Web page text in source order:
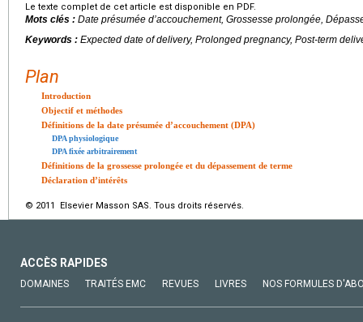
Le texte complet de cet article est disponible en PDF.
Mots clés : Date présumée d’accouchement, Grossesse prolongée,
Keywords : Expected date of delivery, Prolonged pregnancy, Post-term
Plan
Introduction
Objectif et méthodes
Définitions de la date présumée d’accouchement (DPA)
DPA physiologique
DPA fixée arbitrairement
Définitions de la grossesse prolongée et du dépassement de terme
Déclaration d’intérêts
© 2011 Elsevier Masson SAS. Tous droits réservés.
ACCÈS RAPIDES
DOMAINES TRAITÉS EMC REVUES LIVRES NOS FORMULES